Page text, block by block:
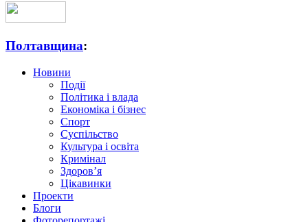
Полтавщина:
Новини
Події
Політика і влада
Економіка і бізнес
Спорт
Суспільство
Культура і освіта
Кримінал
Здоров’я
Цікавинки
Проекти
Блоги